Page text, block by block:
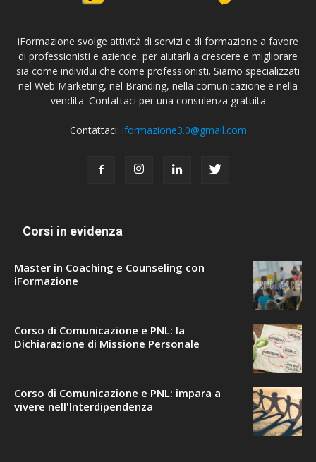
iFormazione svolge attività di servizi e di formazione a favore
di professionisti e aziende, per aiutarli a crescere e migliorare
sia come individui che come professionisti. Siamo specializzati
nel Web Marketing, nel Branding, nella comunicazione e nella
vendita. Contattaci per una consulenza gratuita
Contattaci: iformazione3.0@gmail.com
Corsi in evidenza
Master in Coaching e Counseling con
iFormazione
Corso di Comunicazione e PNL: la
Dichiarazione di Missione Personale
Corso di Comunicazione e PNL: impara a
vivere nell'Interdipendenza